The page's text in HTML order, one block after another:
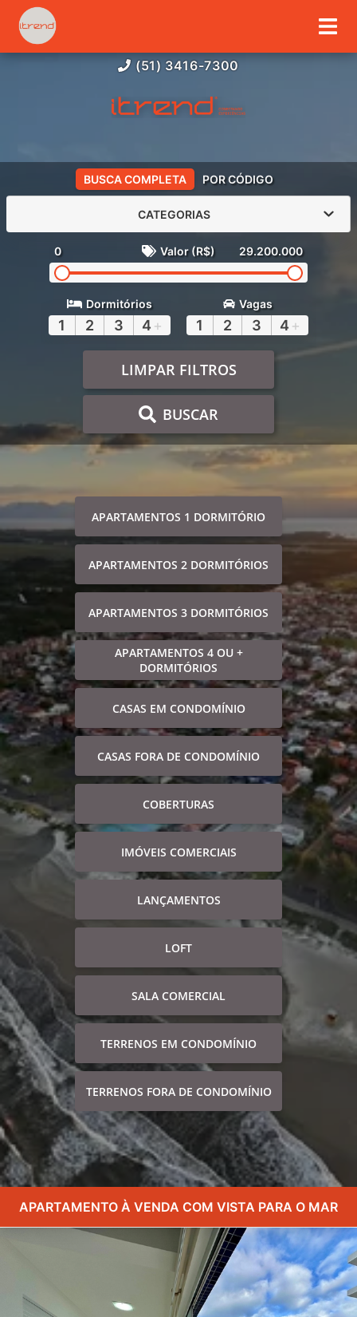
(51) 3416-7300
BUSCA COMPLETA POR CÓDIGO
CATEGORIAS
0 Valor (R$) 29.200.000
Dormitórios
1 2 3 4 +
Vagas
1 2 3 4 +
LIMPAR FILTROS
BUSCAR
APARTAMENTOS 1 DORMITÓRIO
APARTAMENTOS 2 DORMITÓRIOS
APARTAMENTOS 3 DORMITÓRIOS
APARTAMENTOS 4 OU +
DORMITÓRIOS
CASAS EM CONDOMÍNIO
CASAS FORA DE CONDOMÍNIO
COBERTURAS
IMÓVEIS COMERCIAIS
LANÇAMENTOS
LOFT
SALA COMERCIAL
TERRENOS EM CONDOMÍNIO
TERRENOS FORA DE CONDOMÍNIO
APARTAMENTO À VENDA COM VISTA PARA O MAR